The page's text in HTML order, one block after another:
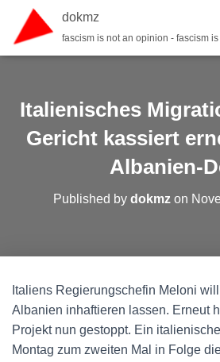
dokmz
fascism is not an opinion - fascism
Italienisches
Gericht kassiert
Albanien-
Published by dokmz on
Italiens Regierungschefin Meloni
Albanien inhaftieren lassen. Erneut
Projekt nun gestoppt. Ein
Montag zum zweiten Mal in Folge